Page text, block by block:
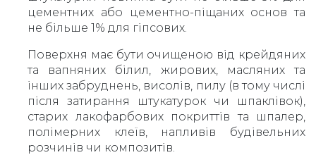
цементних або цементно-піщаних основ та
не більше 1% для гіпсових.
Поверхня має бути очищеною від крейдяних
та вапняних білил, жирових, масляних та
інших забруднень, висолів, пилу (в тому числі
після затирання штукатурок чи шпаклівок),
старих лакофарбових покриттів та шпалер,
полімерних клеїв, напливів будівельних
розчинів чи композитів.